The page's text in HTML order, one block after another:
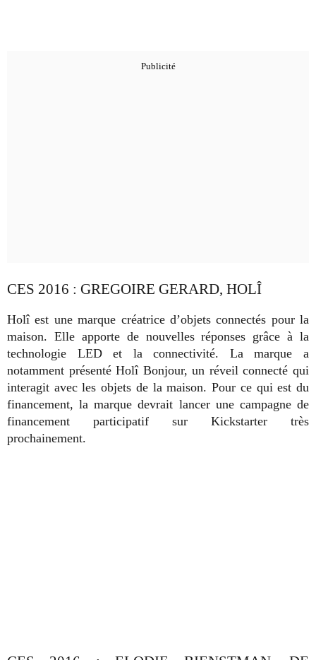
CES 2016 : GREGOIRE GERARD, HOLÎ
Holî est une marque créatrice d’objets connectés pour la
maison. Elle apporte de nouvelles réponses grâce à la
technologie LED et la connectivité. La marque a
notamment présenté Holî Bonjour, un réveil connecté qui
interagit avec les objets de la maison. Pour ce qui est du
financement, la marque devrait lancer une campagne de
financement participatif sur Kickstarter très
prochainement.